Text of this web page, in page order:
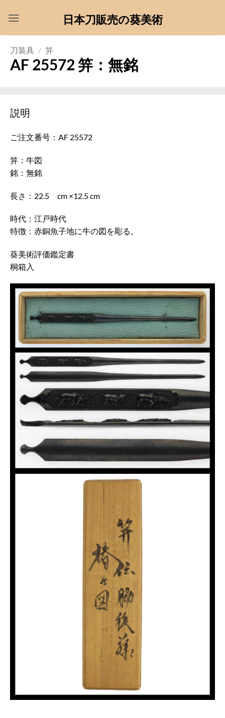
日本刀販売の葵美術
刀装具 / 笄
AF 25572 笄：無銘
説明
ご注文番号：AF 25572
笄：牛図
銘：無銘
長さ：22.5 cm ×12.5 cm
時代：江戸時代
特徴：赤銅魚子地に牛の図を彫る。
葵美術評価鑑定書
桐箱入